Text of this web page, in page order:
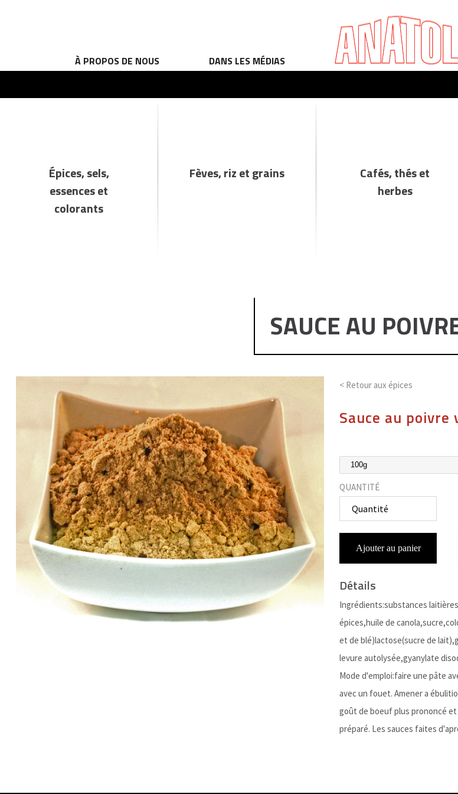
À PROPOS DE NOUS DANS LES MÉDIAS
Épices, sels,
essences et
colorants
Fèves, riz et grains
Cafés, thés et
herbes
SAUCE AU
< Retour aux épices
Sauce au poivre
QUANTITÉ
Ajouter au panier
Détails
Ingrédients:substances
épices,huile de
et de blé)lactose(sucre de
levure autolysée,gyanylate
Mode d'emploi:faire une pâte
avec un fouet. Amener a
goût de boeuf plus prononcé
préparé. Les sauces faites